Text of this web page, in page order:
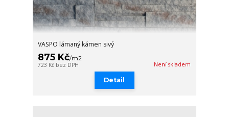
VASPO lámaný kámen sivý
875 Kč/m2
723 Kč bez DPH Není skladem
Detail